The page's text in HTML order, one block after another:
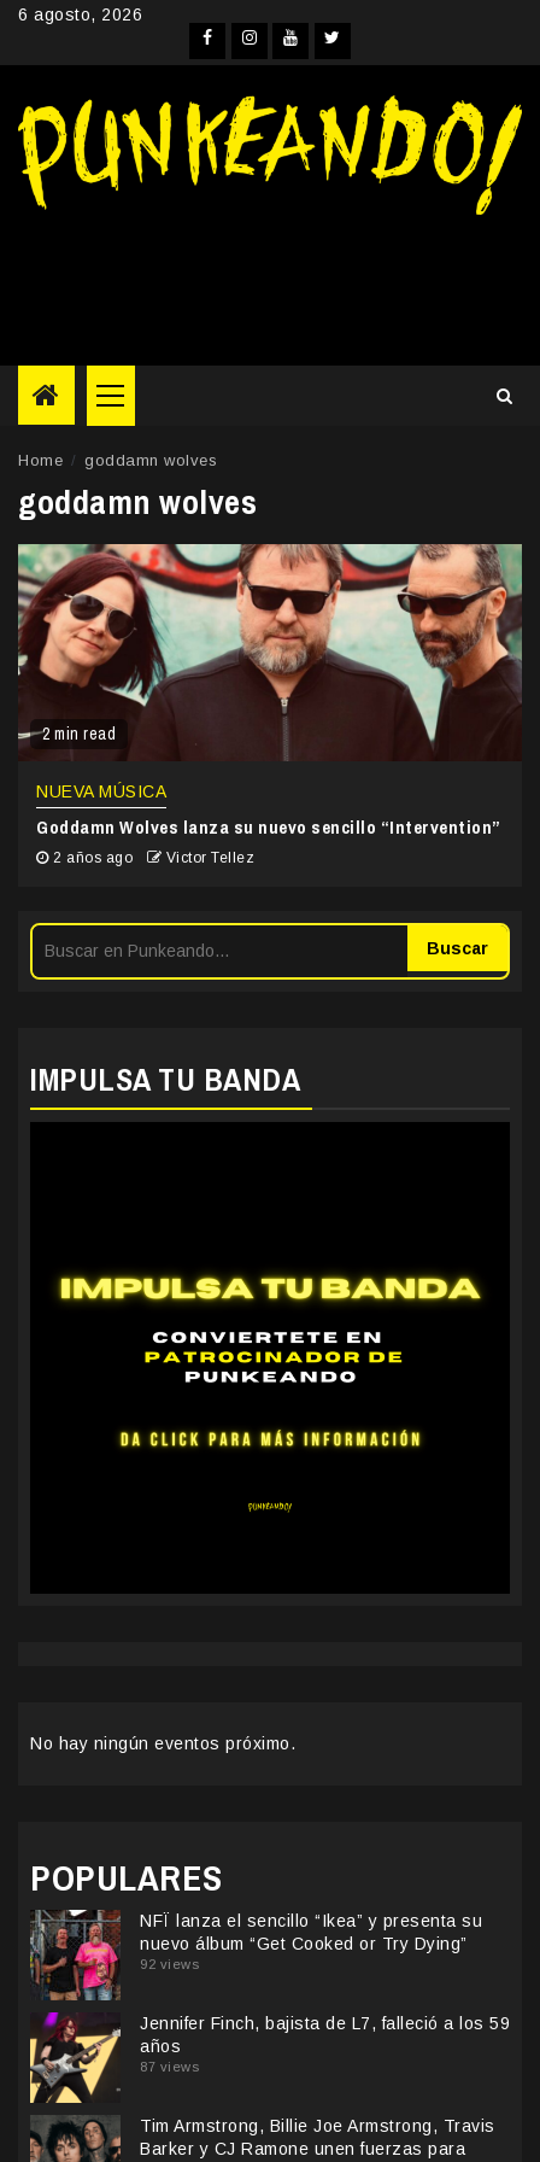
Skip6 agosto, 2026
Facebook
Instagram
YouTube
Twitter
Primary
Menu
Home goddamn wolves
goddamn wolves
2 min read
NUEVA MÚSICA
Goddamn Wolves lanza su nuevo sencillo “Intervention”
2 años ago Victor Tellez
Buscar
IMPULSA TU BANDA
No hay ningún eventos próximo.
POPULARES
NFÏ lanza el sencillo “Ikea” y presenta su
nuevo álbum “Get Cooked or Try Dying”
92 views
Jennifer Finch, bajista de L7, falleció a los 59
años
87 views
Tim Armstrong, Billie Joe Armstrong, Travis
Barker y CJ Ramone unen fuerzas para